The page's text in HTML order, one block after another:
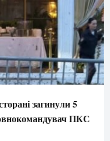
загинули 5
ПКС